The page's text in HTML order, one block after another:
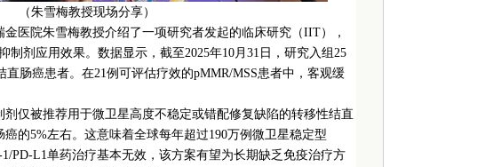
（朱雪梅教授现场分享）
医院朱雪梅教授介绍了一项研究者发起的临床研究（IIT），
制剂应用效果。数据显示，截至2025年10月31日，研究入组25
直肠癌患者。在21例可评估疗效的pMMR/MSS患者中，客观缓
仅被推荐用于微卫星高度不稳定或错配修复缺陷的转移性结直
的5%左右。这意味着全球每年超过190万例微卫星稳定型
1/PD-L1单药治疗基本无效，该方案有望为长期缺乏免疫治疗方